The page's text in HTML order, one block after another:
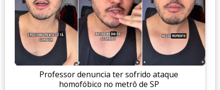
Professor denuncia ter sofrido ataque
homofóbico no metrô de SP